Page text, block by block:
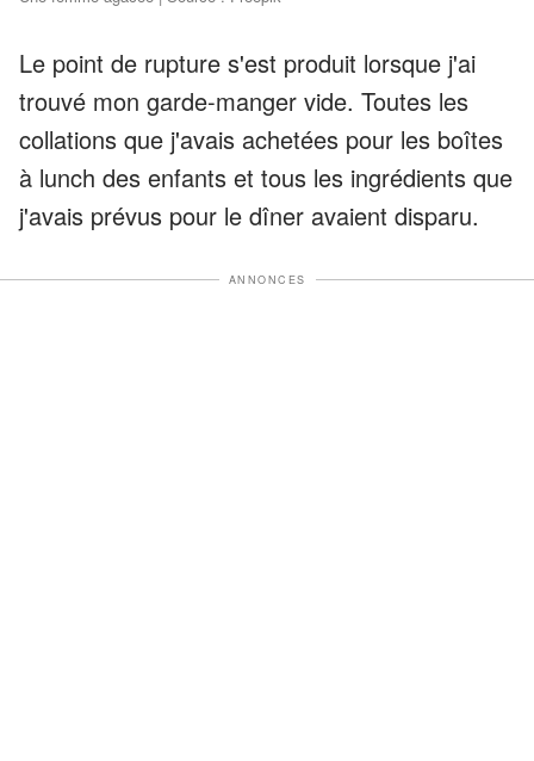
Le point de rupture s'est produit lorsque j'ai
trouvé mon garde-manger vide. Toutes les
collations que j'avais achetées pour les boîtes
à lunch des enfants et tous les ingrédients que
j'avais prévus pour le dîner avaient disparu.
ANNONCES